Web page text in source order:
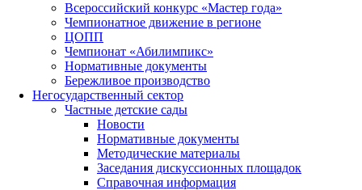
Всероссийский конкурс «Мастер года»
Чемпионатное движение в регионе
ЦОПП
Чемпионат «Абилимпикс»
Нормативные документы
Бережливое производство
Негосударственный сектор
Частные детские сады
Новости
Нормативные документы
Методические материалы
Заседания дискуссионных площадок
Справочная информация